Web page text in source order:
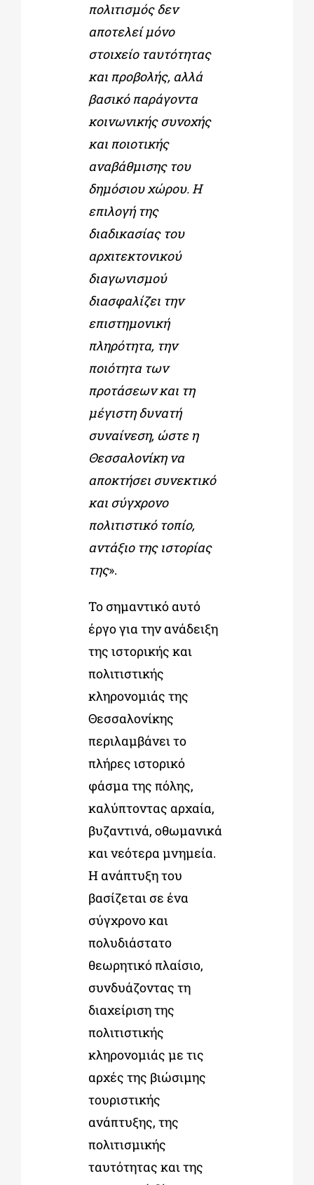
πολιτισμός δεν
αποτελεί μόνο
στοιχείο ταυτότητας
και προβολής, αλλά
βασικό παράγοντα
κοινωνικής συνοχής
και ποιοτικής
αναβάθμισης του
δημόσιου χώρου. Η
επιλογή της
διαδικασίας του
αρχιτεκτονικού
διαγωνισμού
διασφαλίζει την
επιστημονική
πληρότητα, την
ποιότητα των
προτάσεων και τη
μέγιστη δυνατή
συναίνεση, ώστε η
Θεσσαλονίκη να
αποκτήσει συνεκτικό
και σύγχρονο
πολιτιστικό τοπίο,
αντάξιο της ιστορίας
της».
Το σημαντικό αυτό
έργο για την ανάδειξη
της ιστορικής και
πολιτιστικής
κληρονομιάς της
Θεσσαλονίκης
περιλαμβάνει το
πλήρες ιστορικό
φάσμα της πόλης,
καλύπτοντας αρχαία,
βυζαντινά, οθωμανικά
και νεότερα μνημεία.
Η ανάπτυξη του
βασίζεται σε ένα
σύγχρονο και
πολυδιάστατο
θεωρητικό πλαίσιο,
συνδυάζοντας τη
διαχείριση της
πολιτιστικής
κληρονομιάς με τις
αρχές της βιώσιμης
τουριστικής
ανάπτυξης, της
πολιτισμικής
ταυτότητας και της